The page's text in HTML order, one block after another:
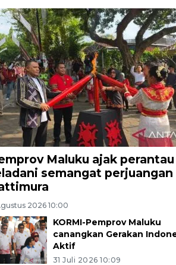
Maluku ajak perantau
semangat perjuangan
2026 10:00
KORMI-Pemprov Maluku
canangkan Gerakan
Aktif
31 Juli 2026 10:09